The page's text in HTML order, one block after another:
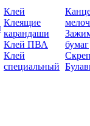
Клей
Клеящие
карандаши
Клей ПВА
Клей
специальный
бумаг